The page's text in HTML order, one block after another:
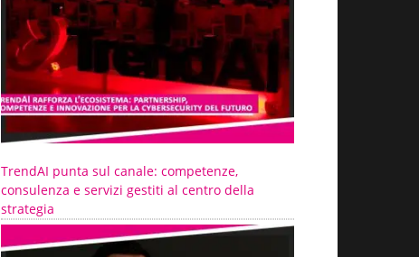
TrendAI punta sul canale: competenze,
consulenza e servizi gestiti al centro della
strategia